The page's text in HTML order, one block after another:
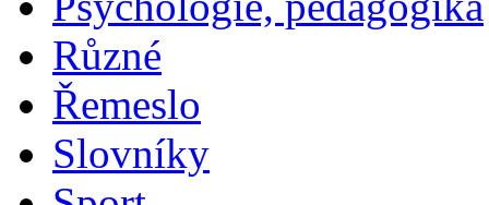
Různé
Řemeslo
Slovníky